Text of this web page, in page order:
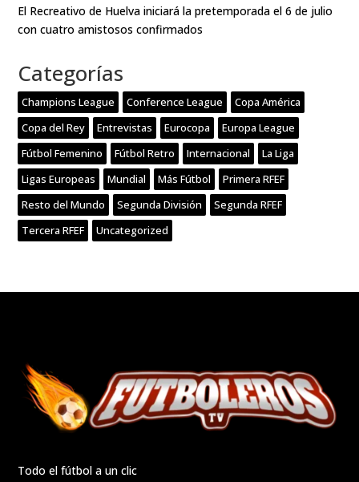
El Recreativo de Huelva iniciará la pretemporada el 6 de julio
con cuatro amistosos confirmados
Categorías
Champions League Conference League
Copa América
Copa del Rey
Entrevistas Eurocopa
Europa League
Fútbol Femenino
Fútbol Retro Internacional
La Liga
Ligas Europeas
Mundial Más Fútbol
Primera RFEF
Resto del Mundo
Segunda División
Segunda RFEF
Tercera RFEF
Uncategorized
Todo el fútbol a un clic